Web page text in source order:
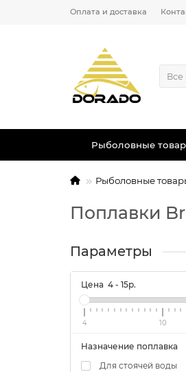
Оплата и доставка
Все
Рыболовные
Рыболовные
Поплавки
Параметры
Цена 4 - 15р.
4 10
Назначение поплавка
Для стоячей воды